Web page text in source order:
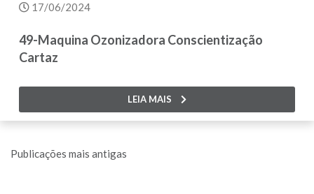
17/06/2024
49-Maquina Ozonizadora Conscientização
Cartaz
LEIA MAIS
Navegação
Publicações mais antigas